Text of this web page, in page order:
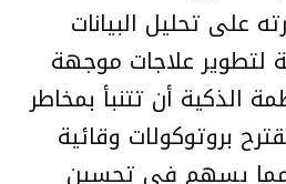
على تحليل البيانات
لتطوير علاجات موجهة
الذكية أن تتنبأ بمخاطر
بروتوكولات وقائية
يسهم في تحسين